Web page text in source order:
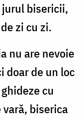
bisericii,
zi cu zi.
nu are nevoie
doar de un loc
cu
biserica